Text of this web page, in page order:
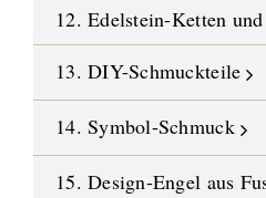
12. Edelstein-Ketten
13. DIY-Schmuckteile
14. Symbol-Schmuck
15. Design-Engel aus